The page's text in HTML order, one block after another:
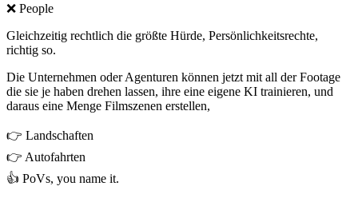
❌ People
Gleichzeitig rechtlich die größte Hürde, Persönlichkeitsrechte,
richtig so.
Die Unternehmen oder Agenturen können jetzt mit all der Footage
die sie je haben drehen lassen, ihre eine eigene KI trainieren, und
daraus eine Menge Filmszenen erstellen,
👉 Landschaften
👉 Autofahrten
👍 PoVs, you name it.